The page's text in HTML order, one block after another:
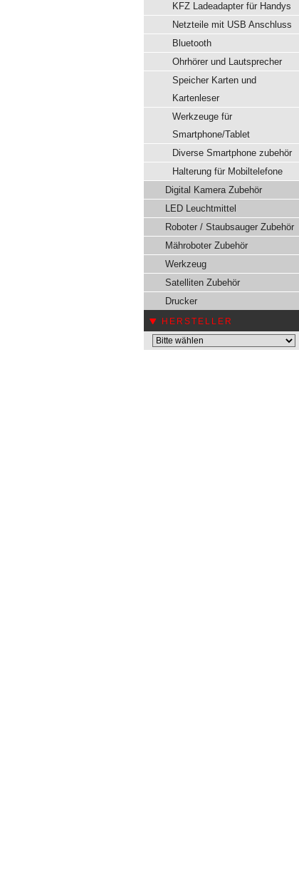
KFZ Ladeadapter für Handys
Netzteile mit USB Anschluss
Bluetooth
Ohrhörer und Lautsprecher
Speicher Karten und
Kartenleser
Werkzeuge für
Smartphone/Tablet
Diverse Smartphone zubehör
Halterung für Mobiltelefone
Digital Kamera Zubehör
LED Leuchtmittel
Roboter / Staubsauger Zubehör
Mähroboter Zubehör
Werkzeug
Satelliten Zubehör
Drucker
HERSTELLER